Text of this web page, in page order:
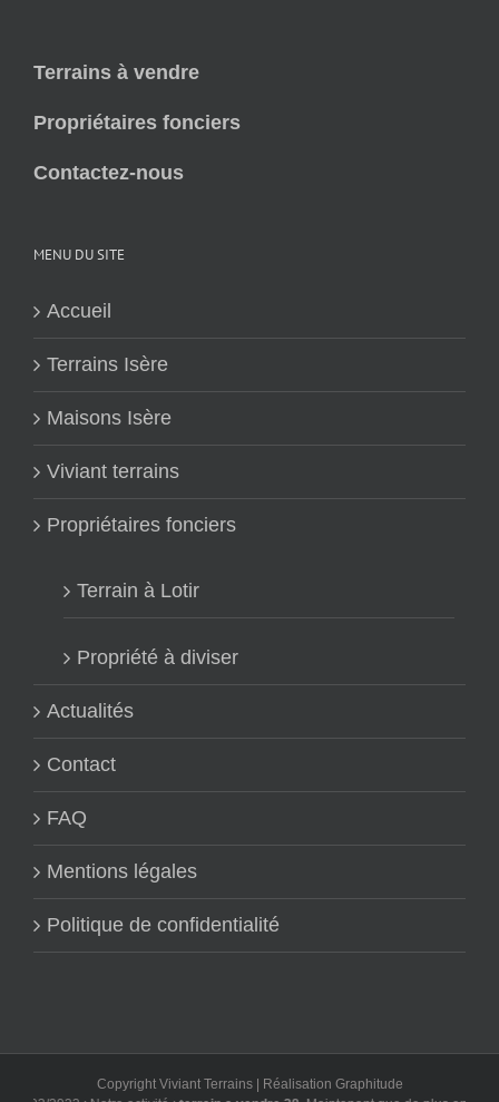
Terrains à vendre
Propriétaires fonciers
Contactez-nous
MENU DU SITE
Accueil
Terrains Isère
Maisons Isère
Viviant terrains
Propriétaires fonciers
Terrain à Lotir
Propriété à diviser
Actualités
Contact
FAQ
Mentions légales
Politique de confidentialité
Copyright Viviant Terrains | Réalisation Graphitude